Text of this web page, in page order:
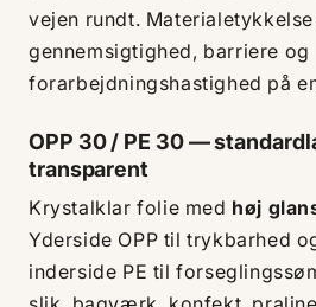
vejen rundt.
gennemsigtighed, barriere og
forarbejdningshastighed på
OPP 30 / PE 30 —
transparent
Krystalklar folie med høj
Yderside OPP til trykbarhed
inderside PE til